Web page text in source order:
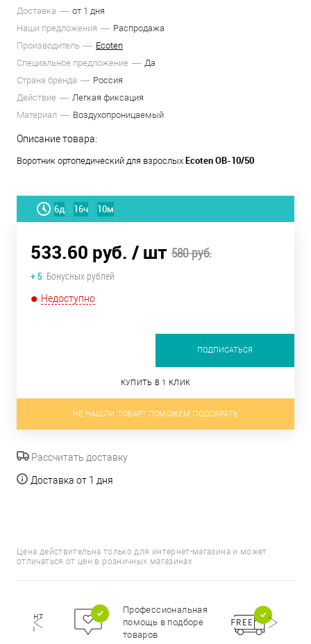
Доставка
от 1 дня
Наши предложения
Распродажа
Производитель
Ecoten
Специальное предложение
Да
Страна бренда
Россия
Действие
Легкая фиксация
Материал
Воздухопроницаемый
Описание товара:
Воротник ортопедический для взрослых EcotenОВ-10/50
6д : 16ч : 10м
533.60 руб. / шт 580 руб.
+ 5 Бонусных рублей
Недоступно
ПОДПИСАТЬСЯ
КУПИТЬ В 1 КЛИК
НЕ НАШЛИ ТОВАР? ПОМОЖЕМ ПОДОБРАТЬ
Рассчитать доставку
Доставка от 1 дня
Цена действительна только для интернет-магазина и может
отличаться от цен в розничных магазинах
Профессиональная
помощь в подборе
товаров